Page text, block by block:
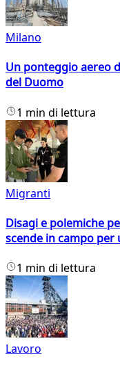
Milano
Un ponteggio aereo
del Duomo
1 min di lettura
Migranti
Disagi e polemiche
scende in campo per
1 min di lettura
Lavoro